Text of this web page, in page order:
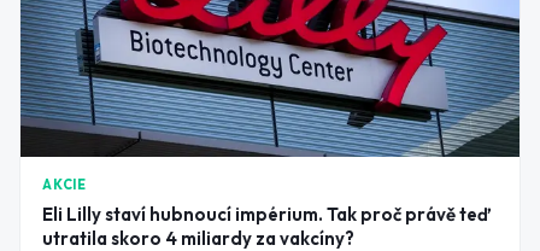
AKCIE
Eli Lilly staví hubnoucí impérium. Tak proč právě teď
utratila skoro 4 miliardy za vakcíny?